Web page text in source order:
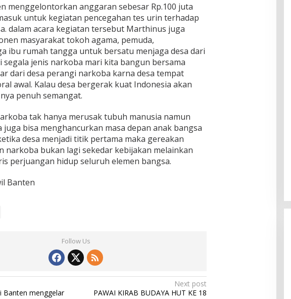
menggelontorkan anggaran sebesar Rp.100 juta
untuk kegiatan pencegahan tes urin terhadap
dalam acara kegiatan tersebut Marthinus juga
masyarakat tokoh agama, pemuda,
ibu rumah tangga untuk bersatu menjaga desa dari
segala jenis narkoba mari kita bangun bersama
dari desa perangi narkoba karna desa tempat
awal. Kalau desa bergerak kuat Indonesia akan
penuh semangat.
tak hanya merusak tubuh manusia namun
bisa menghancurkan masa depan anak bangsa
desa menjadi titik pertama maka gereakan
narkoba bukan lagi sekedar kebijakan melainkan
perjuangan hidup seluruh elemen bangsa.
Banten
Follow Us
Banten menggelar
Next post
PAWAI KIRAB BUDAYA HUT KE 18